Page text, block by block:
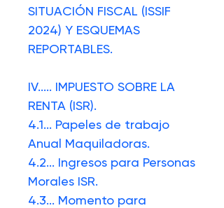
SITUACIÓN FISCAL (ISSIF
2024) Y ESQUEMAS
REPORTABLES.
IV..... IMPUESTO SOBRE LA
RENTA (ISR).
4.1... Papeles de trabajo
Anual Maquiladoras.
4.2... Ingresos para Personas
Morales ISR.
4.3... Momento para